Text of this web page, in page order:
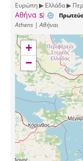
Ευρώπη ▶ Ελλάδα ▶
Αθήνα
Athens | Αθήναι
+
−